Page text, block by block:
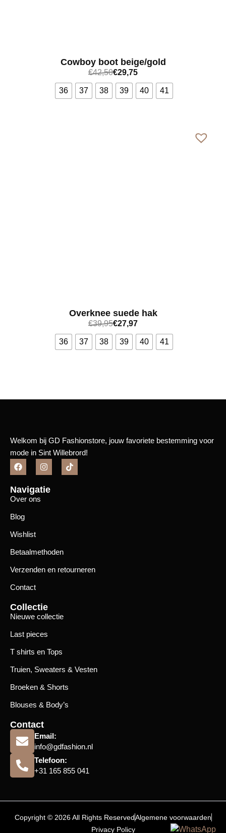
Cowboy boot beige/gold
€42,50€29,75
36 37 38 39 40 41
Overknee suede hak
€39,95€27,97
36 37 38 39 40 41
Welkom bij GD Fashionstore, jouw favoriete bestemming voor
mode in Sint Willebrord!
Navigatie
Over ons
Blog
Wishlist
Betaalmethoden
Verzenden en retourneren
Contact
Collectie
Nieuwe collectie
Last pieces
T shirts en Tops
Truien, Sweaters & Vesten
Broeken & Shorts
Blouses & Body’s
Contact
Email:
info@gdfashion.nl
Telefoon:
+31 165 855 041
Copyright © 2026 All Rights ReservedAlgemene voorwaarden
Privacy Policy